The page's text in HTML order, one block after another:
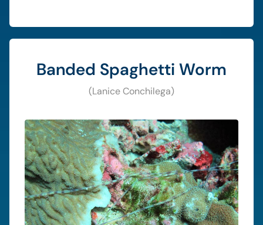
Banded Spaghetti Worm
(Lanice Conchilega)